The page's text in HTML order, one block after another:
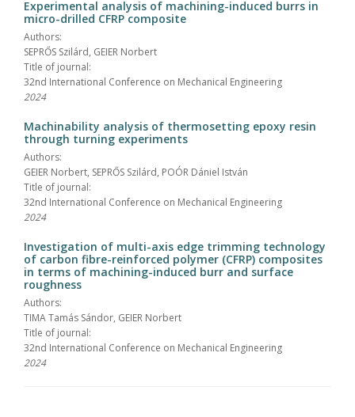
Experimental analysis of machining-induced burrs in
micro-drilled CFRP composite
Authors:
SEPRŐS Szilárd, GEIER Norbert
Title of journal:
32nd International Conference on Mechanical Engineering
2024
Machinability analysis of thermosetting epoxy resin
through turning experiments
Authors:
GEIER Norbert, SEPRŐS Szilárd, POÓR Dániel István
Title of journal:
32nd International Conference on Mechanical Engineering
2024
Investigation of multi-axis edge trimming technology
of carbon fibre-reinforced polymer (CFRP) composites
in terms of machining-induced burr and surface
roughness
Authors:
TIMA Tamás Sándor, GEIER Norbert
Title of journal:
32nd International Conference on Mechanical Engineering
2024